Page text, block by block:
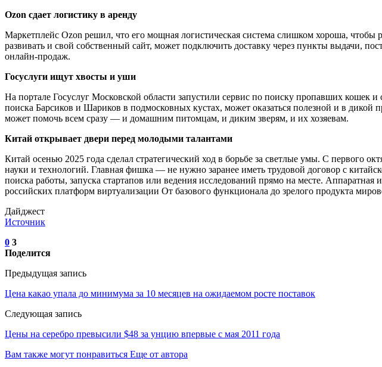
Ozon сдает логистику в аренду
Маркетплейс Ozon решил, что его мощная логистическая система слишком хороша, чтобы
развивать и свой собственный сайт, может подключить доставку через пункты выдачи,
онлайн-продаж.
Госуслуги ищут хвосты и уши
На портале Госуслуг Московской области запустили сервис по поиску пропавших кошек
поиска Барсиков и Шариков в подмосковных кустах, может оказаться полезной и в
может помочь всем сразу — и домашним питомцам, и диким зверям, и их хозяевам.
Китай открывает двери перед молодыми талантами
Китай осенью 2025 года сделал стратегический ход в борьбе за светлые умы. С первого
науки и технологий. Главная фишка — не нужно заранее иметь трудовой договор с
поиска работы, запуска стартапов или ведения исследований прямо на месте.
российских платформ виртуализации От базового функционала до зрелого продукта
Дайджест
Источник
0 3
Поделится
Предыдущая запись
Цена какао упала до минимума за 10 месяцев на ожидаемом росте поставок
Следующая запись
Цены на серебро превысили $48 за унцию впервые с мая 2011 года
Вам также могут понравиться Еще от автора